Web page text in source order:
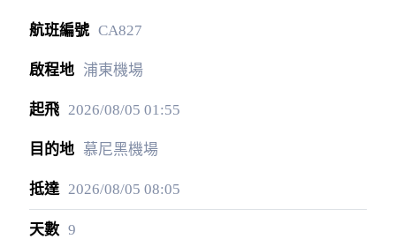
CA827
浦東機場
2026/08/05 01:55
慕尼黑機場
2026/08/05 08:05
9